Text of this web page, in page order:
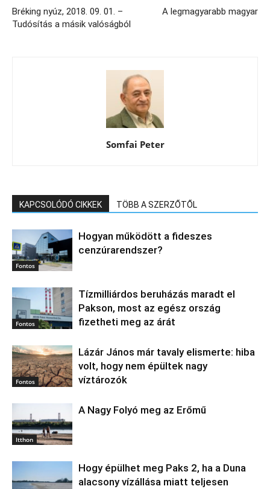
Bréking nyúz, 2018. 09. 01. –
Tudósítás a másik valóságból
A legmagyarabb magyar
Somfai Peter
KAPCSOLÓDÓ CIKKEK TÖBB A SZERZŐTŐL
Fontos
Hogyan működött a fideszes
cenzúrarendszer?
Fontos
Tízmilliárdos beruházás maradt el
Pakson, most az egész ország
fizetheti meg az árát
Fontos
Lázár János már tavaly elismerte: hiba
volt, hogy nem épültek nagy
víztározók
Itthon
A Nagy Folyó meg az Erőmű
Hogy épülhet meg Paks 2, ha a Duna
alacsony vízállása miatt teljesen